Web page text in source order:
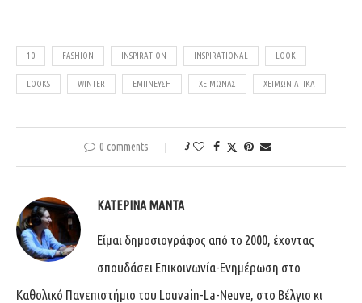
10 FASHION INSPIRATION INSPIRATIONAL LOOK
LOOKS WINTER ΈΜΠΝΕΥΣΗ ΧΕΙΜΏΝΑΣ ΧΕΙΜΩΝΙΆΤΙΚΑ
0 comments 3
ΚΑΤΕΡΊΝΑ ΜΑΝΤΆ
Είμαι δημοσιογράφος από το 2000, έχοντας
σπουδάσει Επικοινωνία-Ενημέρωση στο
Καθολικό Πανεπιστήμιο του Louvain-La-Neuve, στο Βέλγιο κι